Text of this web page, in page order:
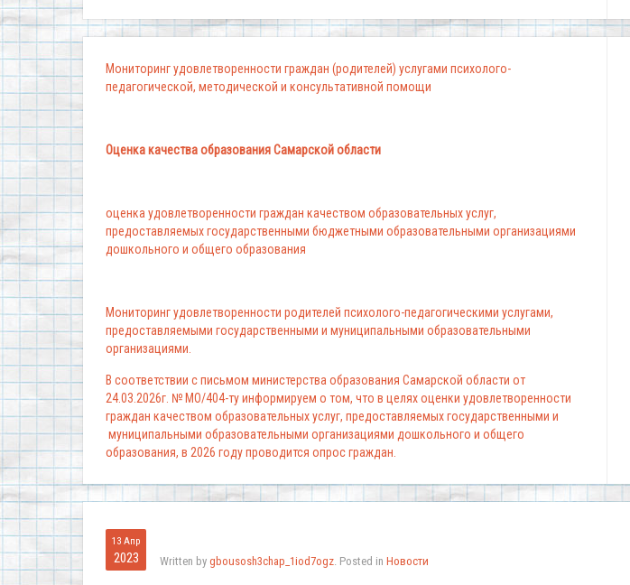
Мониторинг удовлетворенности граждан (родителей) услугами психолого-
педагогической, методической и консультативной помощи
Оценка качества образования Самарской области
оценка удовлетворенности граждан качеством образовательных услуг,
предоставляемых государственными бюджетными образовательными организациями
дошкольного и общего образования
Мониторинг удовлетворенности родителей психолого-педагогическими услугами,
предоставляемыми государственными и муниципальными образовательными
организациями.
В соответствии с письмом министерства образования Самарской области от
24.03.2026г. № МО/404-ту информируем о том, что в целях оценки удовлетворенности
граждан качеством образовательных услуг, предоставляемых государственными и
муниципальными образовательными организациями дошкольного и общего
образования, в 2026 году проводится опрос граждан.
13 Апр
2023 Written by gbousosh3chap_1iod7ogz. Posted in Новости